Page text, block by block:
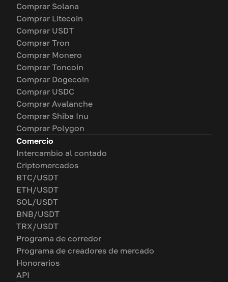
Comprar Solana
Comprar Litecoin
Comprar USDT
Comprar Tron
Comprar Monero
Comprar Toncoin
Comprar Dogecoin
Comprar USDC
Comprar Avalanche
Comprar Shiba Inu
Comprar Polygon
Comercio
Intercambio al contado
Criptomercados
BTC/USDT
ETH/USDT
SOL/USDT
BNB/USDT
TRX/USDT
Programa de corredor
Programa de creadores de mercado
Honorarios
API